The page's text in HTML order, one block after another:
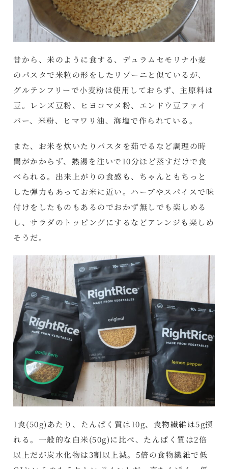
昔から、米のように食する、デュラムセモリナ小麦
のパスタで米粒の形をしたリゾーニと似ているが、
グルテンフリーで小麦粉は使用しておらず、主原料は
豆。レンズ豆粉、ヒヨコマメ粉、エンドウ豆ファイ
バー、米粉、ヒマワリ油、海塩で作られている。
また、お米を炊いたりパスタを茹でるなど調理の時
間がかからず、熱湯を注いで10分ほど蒸すだけで食
べられる。出来上がりの食感も、ちゃんともちっと
した弾力もあってお米に近い。ハーブやスパイスで味
付けをしたものもあるのでおかず無しでも楽しめる
し、サラダのトッピングにするなどアレンジも楽しめ
そうだ。
1食(50g)あたり、たんぱく質は10g、食物繊維は5g摂
れる。一般的な白米(50g)に比べ、たんぱく質は2倍
以上だが炭水化物は3割以上減。5倍の食物繊維で低